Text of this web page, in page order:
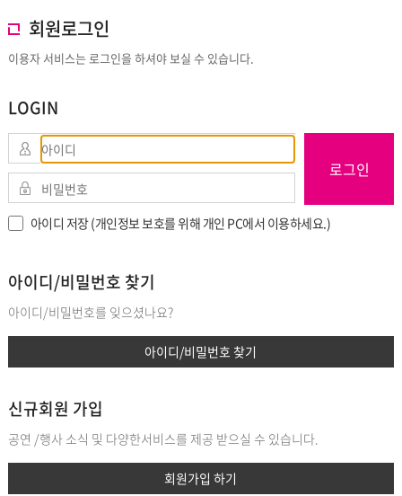
회원로그인
이용자 서비스는 로그인을 하셔야 보실 수 있습니다.
LOGIN
아이디 저장 (개인정보 보호를 위해 개인 PC에서 이용하세요.)
로그인
아이디/비밀번호 찾기
아이디/비밀번호를 잊으셨나요?
아이디/비밀번호 찾기
신규회원 가입
공연 /행사 소식 및 다양한서비스를 제공 받으실 수 있습니다.
회원가입 하기